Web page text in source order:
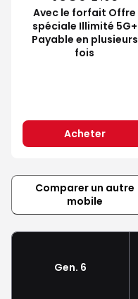
Avec le forfait Offre
spéciale Illimité 5G+
Payable en plusieurs
fois
Acheter
Comparer un autre
mobile
Gen. 6